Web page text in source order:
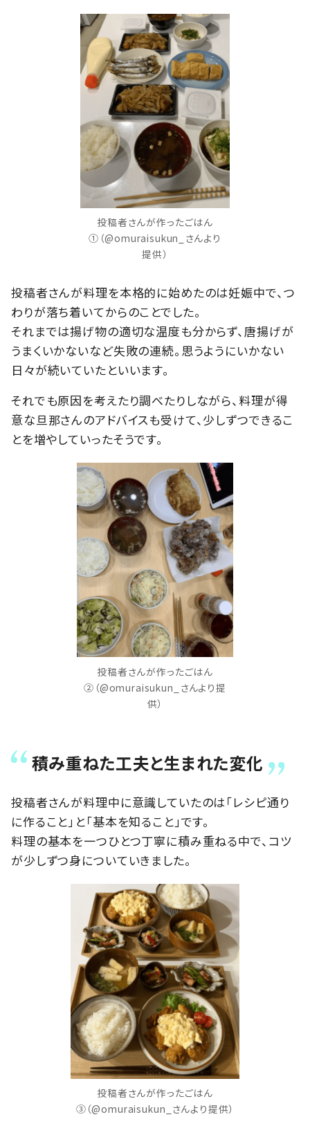
投稿者さんが作ったごはん
①（@omuraisukun_さんより
提供）
投稿者さんが料理を本格的に始めたのは妊娠中で、つ
わりが落ち着いてからのことでした。
それまでは揚げ物の適切な温度も分からず、唐揚げが
うまくいかないなど失敗の連続。思うようにいかない
日々が続いていたといいます。
それでも原因を考えたり調べたりしながら、料理が得
意な旦那さんのアドバイスも受けて、少しずつできるこ
とを増やしていったそうです。
投稿者さんが作ったごはん
②（@omuraisukun_さんより提
供）
積み重ねた工夫と生まれた変化
投稿者さんが料理中に意識していたのは「レシピ通り
に作ること」と「基本を知ること」です。
料理の基本を一つひとつ丁寧に積み重ねる中で、コツ
が少しずつ身についていきました。
投稿者さんが作ったごはん
③（@omuraisukun_さんより提供）